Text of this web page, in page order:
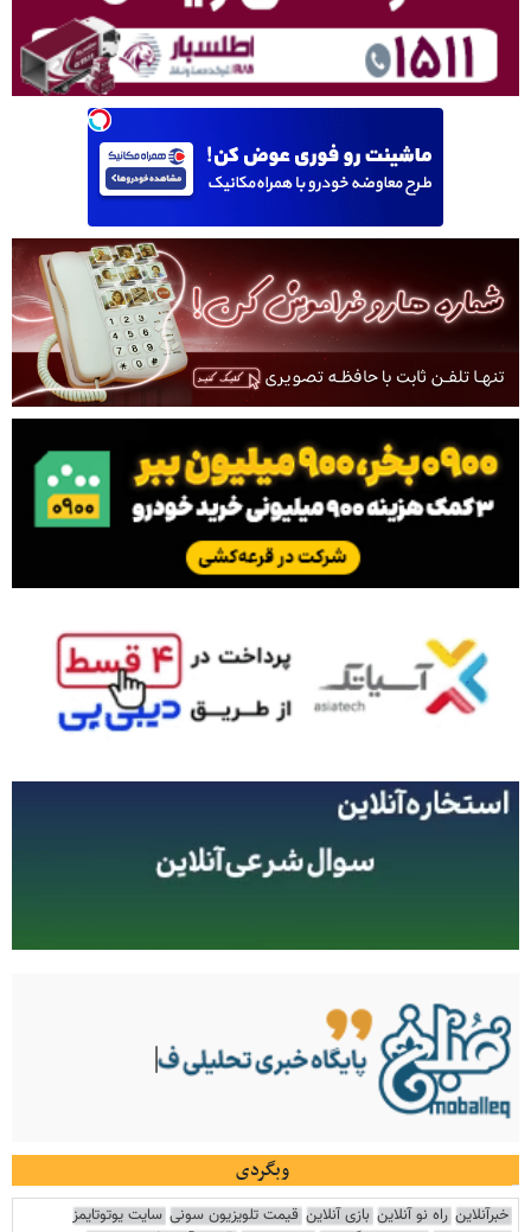
وبگردی
خبرآنلاین راه نو آنلاین بازی آنلاین قیمت تلویزیون سونی سایت یوتوتایمز